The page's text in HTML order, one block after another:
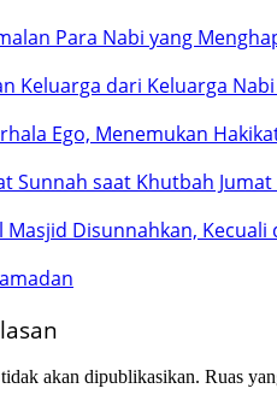
Para Nabi yang
Keluarga dari Keluarga
Ego, Menemukan
Sunnah saat Khutbah
Masjid Disunnahkan, Kecuali
akan dipublikasikan. Ruas